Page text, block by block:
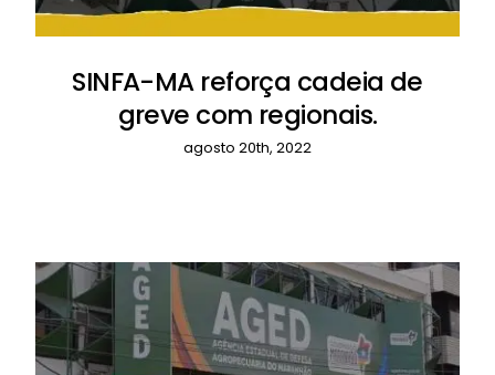
SINFA-MA reforça cadeia de
greve com regionais.
agosto 20th, 2022